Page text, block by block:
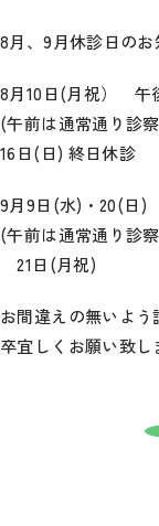
8月、9月休診日のお
8月10日(月祝） 午
(午前は通常通り診察
16日(日) 終日休診
9月9日(水)・20(日
(午前は通常通り診察
21日(月祝)
お間違えの無いよ
卒宜しくお願い致し